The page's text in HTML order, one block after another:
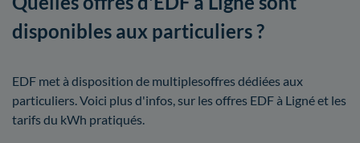
disponibles aux particuliers ?
EDF met à disposition de multiplesoffres dédiées aux
particuliers. Voici plus d'infos, sur les offres EDF à Ligné et les
tarifs du kWh pratiqués.